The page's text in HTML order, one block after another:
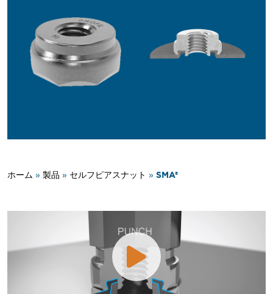
ホーム » 製品 » セルフピアスナット » SMA®